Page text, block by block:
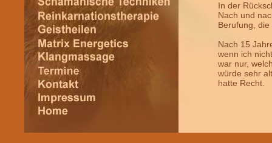
In der
Nach und
Berufung,
Nach 15
wenn ich
war nur,
würde sehr
hatte Recht.